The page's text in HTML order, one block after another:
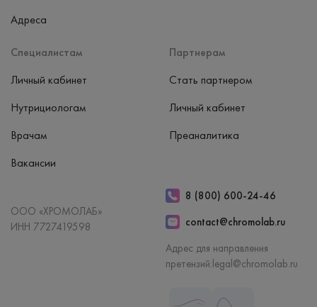
Адреса
Специалистам
Личный кабинет
Нутрициологам
Врачам
Вакансии
Партнерам
Стать партнером
Личный кабинет
Преаналитика
ООО «ХРОМОЛАБ»
ИНН 7727419598
8 (800) 600-24-46
contact@chromolab.ru
Адрес для направления
претензий:legal@chromolab.ru